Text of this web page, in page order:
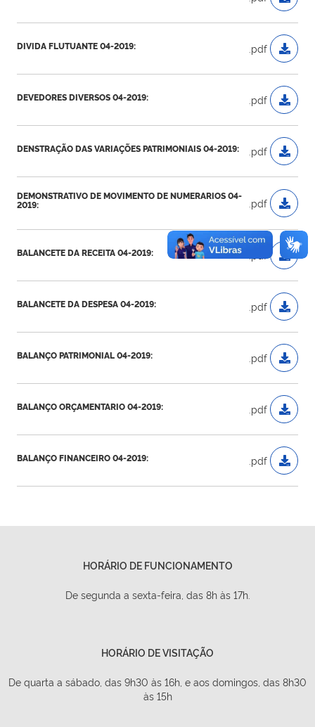
DIVIDA FLUTUANTE 04-2019: .pdf
DEVEDORES DIVERSOS 04-2019: .pdf
DENSTRAÇÃO DAS VARIAÇÕES PATRIMONIAIS 04-2019: .pdf
DEMONSTRATIVO DE MOVIMENTO DE NUMERARIOS 04-
2019:
.pdf
BALANCETE DA RECEITA 04-2019:
BALANCETE DA DESPESA 04-2019: .pdf
BALANÇO PATRIMONIAL 04-2019: .pdf
BALANÇO ORÇAMENTARIO 04-2019: .pdf
BALANÇO FINANCEIRO 04-2019: .pdf
HORÁRIO DE FUNCIONAMENTO
De segunda a sexta-feira, das 8h às 17h.
HORÁRIO DE VISITAÇÃO
De quarta a sábado, das 9h30 às 16h, e aos domingos, das 8h30
às 15h